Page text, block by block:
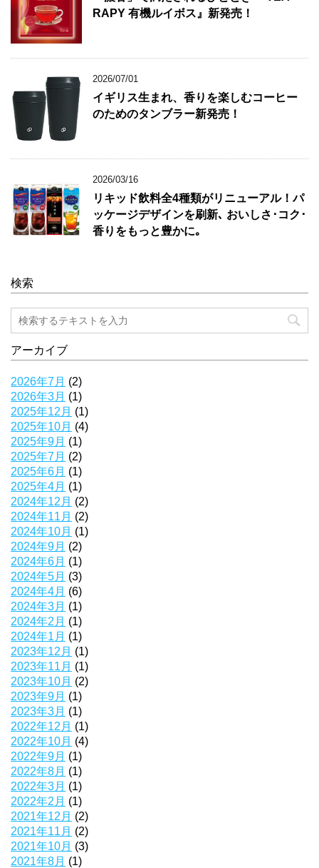
RAPY 有機ルイボス』新発売！
2026/07/01
イギリス生まれ、香りを楽しむコーヒー
のためのタンブラー新発売！
2026/03/16
リキッド飲料全4種類がリニューアル！パ
ッケージデザインを刷新､ おいしさ･コク･
香りをもっと豊かに｡
検索
アーカイブ
2026年7月 (2)
2026年3月 (1)
2025年12月 (1)
2025年10月 (4)
2025年9月 (1)
2025年7月 (2)
2025年6月 (1)
2025年4月 (1)
2024年12月 (2)
2024年11月 (2)
2024年10月 (1)
2024年9月 (2)
2024年6月 (1)
2024年5月 (3)
2024年4月 (6)
2024年3月 (1)
2024年2月 (1)
2024年1月 (1)
2023年12月 (1)
2023年11月 (1)
2023年10月 (2)
2023年9月 (1)
2023年3月 (1)
2022年12月 (1)
2022年10月 (4)
2022年9月 (1)
2022年8月 (1)
2022年3月 (1)
2022年2月 (1)
2021年12月 (2)
2021年11月 (2)
2021年10月 (3)
2021年8月 (1)